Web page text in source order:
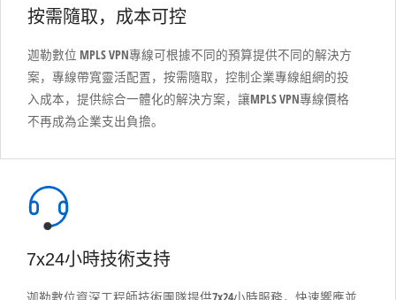
按需隨取，成本可控
迦勒數位 MPLS VPN專線可根據不同的預算提供不同的解決方
案，專線帶寬靈活配置，按需隨取，控制企業專線組網的投
入成本，提供綜合一體化的解決方案，讓MPLS VPN專線價格
不再成為企業支出負擔。
7x24小時技術支持